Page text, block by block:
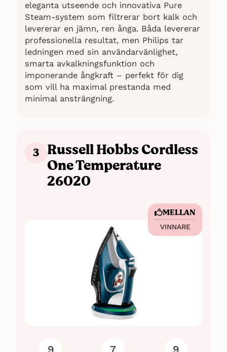
eleganta utseende och innovativa Pure
Steam-system som filtrerar bort kalk och
levererar en jämn, ren ånga. Båda levererar
professionella resultat, men Philips tar
ledningen med sin användarvänlighet,
smarta avkalkningsfunktion och
imponerande ångkraft – perfekt för dig
som vill ha maximal prestanda med
minimal ansträngning.
3 Russell Hobbs Cordless
One Temperature
26020
MELLAN
VINNARE